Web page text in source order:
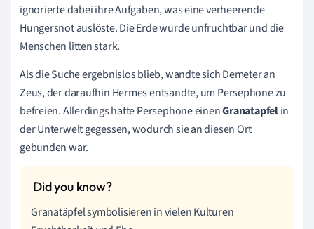
ignorierte dabei ihre Aufgaben, was eine verheerende
Hungersnot auslöste. Die Erde wurde unfruchtbar und die
Menschen litten stark.
Als die Suche ergebnislos blieb, wandte sich Demeter an
Zeus, der daraufhin Hermes entsandte, um Persephone zu
befreien. Allerdings hatte Persephone einenGranatapfelin
der Unterwelt gegessen, wodurch sie an diesen Ort
gebunden war.
Granatäpfel symbolisieren in vielen Kulturen